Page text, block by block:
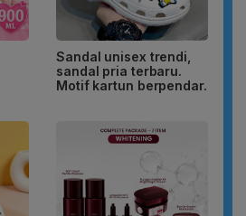
Sandal unisex trendi,
sandal pria terbaru.
Motif kartun berpendar.